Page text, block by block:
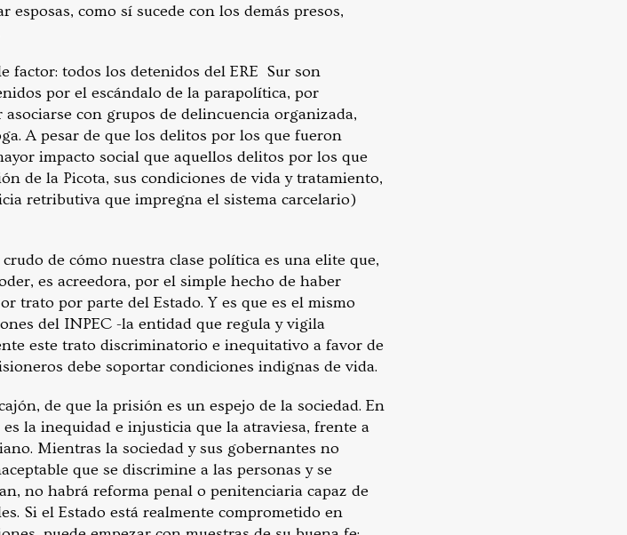
como sí sucede con los demás presos,
factor: todos los detenidos del ERE Sur son
por el escándalo de la parapolítica, por
con grupos de delincuencia organizada,
A pesar de que los delitos por los que fueron
impacto social que aquellos delitos por los que
de la Picota, sus condiciones de vida y tratamiento,
retributiva que impregna el sistema carcelario)
de cómo nuestra clase política es una elite que,
es acreedora, por el simple hecho de haber
trato por parte del Estado. Y es que es el mismo
del INPEC -la entidad que regula y vigila
este trato discriminatorio e inequitativo a favor de
debe soportar condiciones indignas de vida.
de que la prisión es un espejo de la sociedad. En
la inequidad e injusticia que la atraviesa, frente a
Mientras la sociedad y sus gobernantes no
que se discrimine a las personas y se
no habrá reforma penal o penitenciaria capaz de
Si el Estado está realmente comprometido en